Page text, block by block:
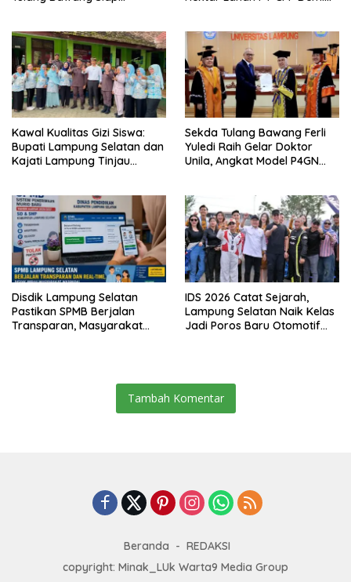
Lampung
Kawal Kualitas Gizi Siswa:
Bupati Lampung Selatan dan
Kajati Lampung Tinjau
Sekda Tulang Bawang Ferli
Yuledi Raih Gelar Doktor
Unila, Angkat Model P4GN
Disdik Lampung Selatan
Pastikan SPMB Berjalan
Transparan, Masyarakat
IDS 2026 Catat Sejarah,
Lampung Selatan Naik Kelas
Jadi Poros Baru Otomotif
Tambah Komentar
Beranda
REDAKSI
copyright: Minak_LUk Warta9 Media Group